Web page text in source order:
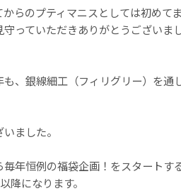
らのプティマニスとしては初めてま
っていただきありがとうございまし
、銀線細工（フィリグリー）を通
ました。
年恒例の福袋企画！をスタートす
降になります。